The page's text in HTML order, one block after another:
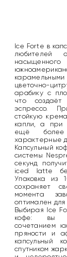
Ice Forte в
любителей
цветочно-
арабику с
что создаёт
эспрессо.
стойкую
капли, а при
ещё
характерные
Капсульный
системы
секунд
iced latte
Упаковка из
сохраняет
момента
оптимален для
Выбирая Ice
кофе: вы
сочетанием
пряности и
капсульный
спутником